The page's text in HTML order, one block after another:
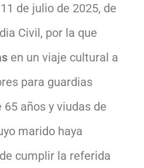
de julio de 2025, de
Civil, por la que
en un viaje cultural a
para guardias
años y viudas de
marido haya
cumplir la referida